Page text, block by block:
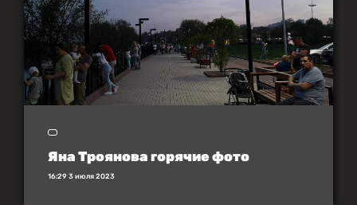
Яна Троянова горячие фото
16:29 3 июля 2023